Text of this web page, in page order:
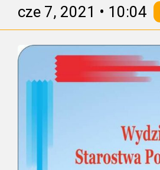
cze 7, 2021 • 10:04